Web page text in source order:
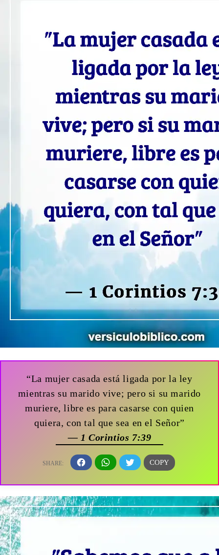
“La mujer casada está ligada por la ley
mientras su marido vive; pero si su marido
muriere, libre es para casarse con quien
quiera, con tal que sea en el Señor”
— 1 Corintios 7:39